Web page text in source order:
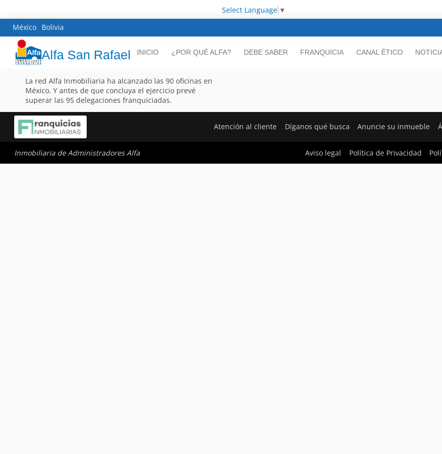
Select Language ▼
México Bolivia
Alfa San Rafael INICIO ¿POR QUÉ ALFA? DEBE SABER FRANQUICIA CANAL ÉTICO
La red Alfa Inmobiliaria ha alcanzado las 90 oficinas en
México. Y antes de que concluya el ejercicio prevé
superar las 95 delegaciones franquiciadas.
Atención al cliente Díganos qué busca Anuncie su inmueble
Inmobiliaria de Administradores Alfa Aviso legal Política de Privacidad